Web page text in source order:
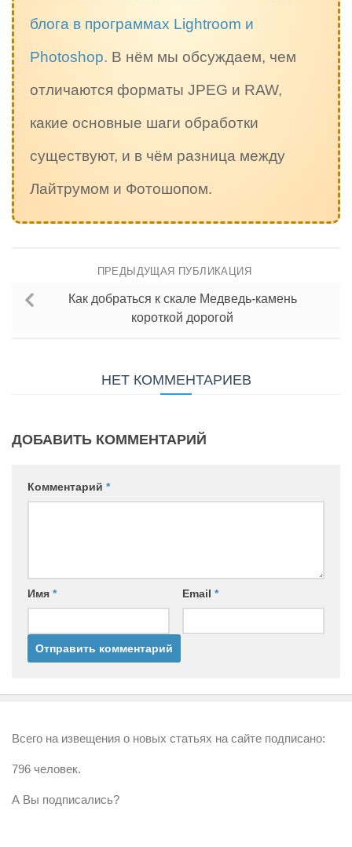
блога в программах Lightroom и
Photoshop. В нём мы обсуждаем, чем
отличаются форматы JPEG и RAW,
какие основные шаги обработки
существуют, и в чём разница между
Лайтрумом и Фотошопом.
ПРЕДЫДУЩАЯ ПУБЛИКАЦИЯ
Как добраться к скале Медведь-камень
короткой дорогой
НЕТ КОММЕНТАРИЕВ
ДОБАВИТЬ КОММЕНТАРИЙ
Комментарий *
Имя * Email *
Всего на извещения о новых статьях на сайте подписано:
796 человек.
А Вы подписались?